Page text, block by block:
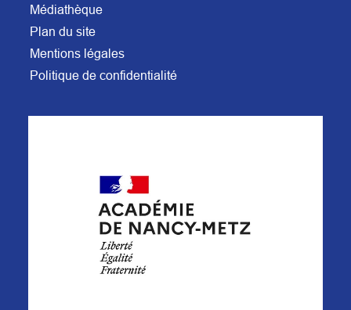
Médiathèque
Plan du site
Mentions légales
Politique de confidentialité